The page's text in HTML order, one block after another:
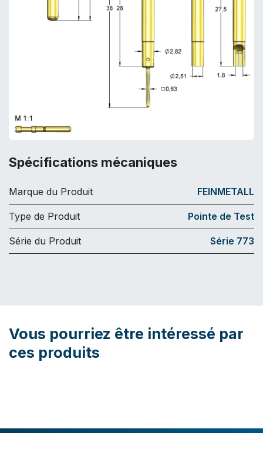
Spécifications mécaniques
Marque du Produit FEINMETALL
Type de Produit Pointe de Test
Série du Produit Série 773
Vous pourriez être intéressé par
ces produits